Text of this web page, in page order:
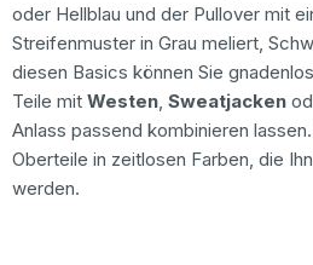
oder Hellblau und der Pullover mit
Streifenmuster in Grau meliert,
diesen Basics können Sie
Teile mit Westen Sweatjacken
Anlass passend kombinieren
Oberteile in zeitlosen Farben, die
werden.